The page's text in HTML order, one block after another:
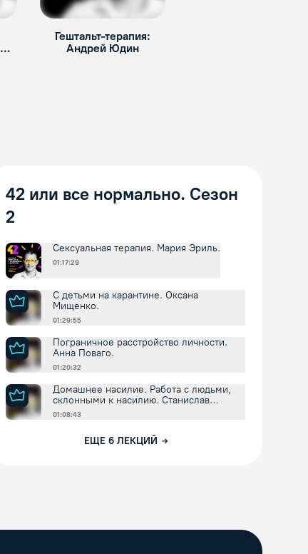
Гештальт-терапия:
Андрей Юдин
42 или все нормально. Сезон
2
Сексуальная терапия. Мария Эриль.
01:17:29
С детьми на карантине. Оксана
Мищенко.
01:29:55
Пограничное расстройство личности.
Анна Поваго.
01:20:32
Домашнее насилие. Работа с людьми,
склонными к насилию. Станислав
Хоцкий.
01:08:43
ЕЩЕ 6 ЛЕКЦИЙ